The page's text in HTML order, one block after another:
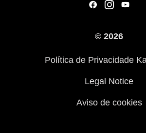
Campanha de Roupas para
ATV - Conduza com
© 2026
Política de Privacidade
Legal Notice
Aviso de cookies